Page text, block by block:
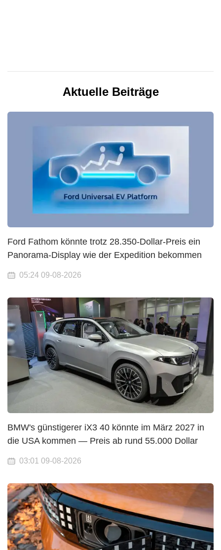
Aktuelle Beiträge
Ford Fathom könnte trotz 28.350-Dollar-Preis ein
Panorama-Display wie der Expedition bekommen
05:24 09-08-2026
BMW's günstigerer iX3 40 könnte im März 2027 in
die USA kommen — Preis ab rund 55.000 Dollar
03:01 09-08-2026